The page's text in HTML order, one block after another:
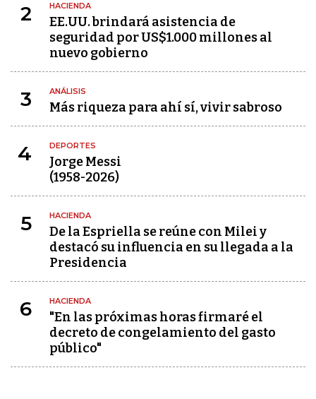
2 HACIENDA
EE.UU. brindará asistencia de
seguridad por US$1.000 millones al
nuevo gobierno
3 ANÁLISIS
Más riqueza para ahí sí, vivir sabroso
4 DEPORTES
Jorge Messi
(1958-2026)
5 HACIENDA
De la Espriella se reúne con Milei y
destacó su influencia en su llegada a la
Presidencia
6 HACIENDA
"En las próximas horas firmaré el
decreto de congelamiento del gasto
público"